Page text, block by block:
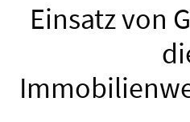
Einsatz von